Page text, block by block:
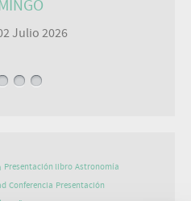
Julio 2026
Presentación libro Astronomía
Conferencia Presentación